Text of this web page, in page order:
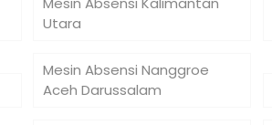
Utara
Mesin Absensi Nanggroe
Aceh Darussalam